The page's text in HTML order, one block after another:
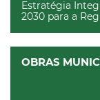
Estratégia
2030 para a
OBRAS